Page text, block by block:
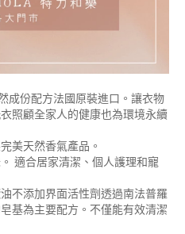
成份配方法國原裝進口。讓衣物
照顧全家人的健康也為環境永續
美天然香氣產品。
適合居家清潔、個人護理和寵
不添加界面活性劑透過南法普羅
基為主要配方。不僅能有效清潔